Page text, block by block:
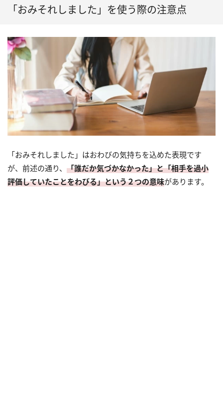
「おみそれしました」を使う際の注意点
「おみそれしました」はおわびの気持ちを込めた表現です
が、前述の通り、 「誰だか気づかなかった」と「相手を過小
評価していたことをわびる」という２つの意味があります。